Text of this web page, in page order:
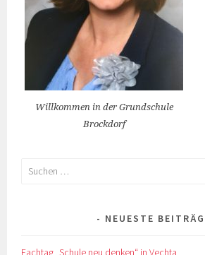
Willkommen in der Grundschule
Brockdorf
Suchen
NEUESTE
Fachtag „Schule neu denken“ in Vechta